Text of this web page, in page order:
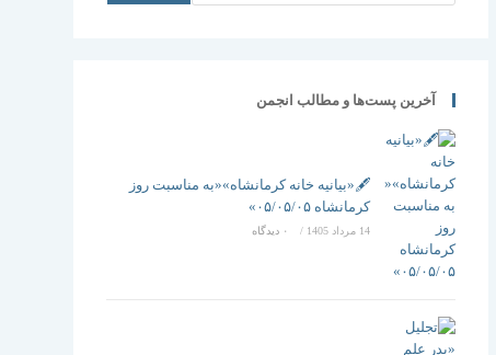
آخرین پست‌ها و مطالب انجمن
🖋️«بیانیه خانه کرمانشاه»«به مناسبت روز
کرمانشاه ۰۵/۰۵/۰۵»
14 مرداد 1405 / ۰ دیدگاه